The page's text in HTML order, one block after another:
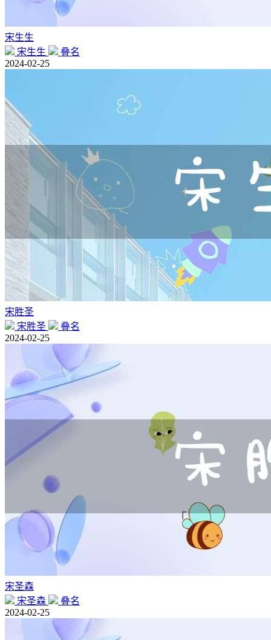
宋生生
宋生生
叠名
2024-02-25
宋胜圣
宋胜圣
叠名
2024-02-25
宋圣森
宋圣森
叠名
2024-02-25